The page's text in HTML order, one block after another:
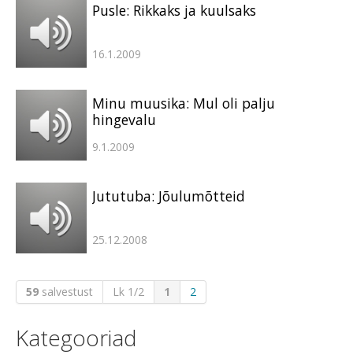
Pusle: Rikkaks ja kuulsaks
16.1.2009
Minu muusika: Mul oli palju
hingevalu
9.1.2009
Jututuba: Jõulumõtteid
25.12.2008
59 salvestust Lk 1/2 1 2
Kategooriad